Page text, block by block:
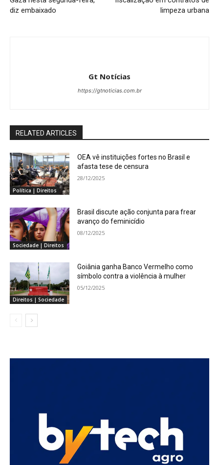
diz embaixado
limpeza urbana
Gt Notícias
https://gtnoticias.com.br
RELATED ARTICLES
Política | Direitos
OEA vê instituições fortes no Brasil e
afasta tese de censura
28/12/2025
Sociedade | Direitos
Brasil discute ação conjunta para frear
avanço do feminicídio
08/12/2025
Direitos | Sociedade
Goiânia ganha Banco Vermelho como
símbolo contra a violência à mulher
05/12/2025